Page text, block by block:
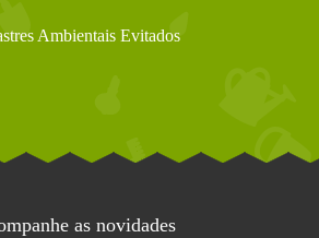
Ambientais Evitados
as novidades